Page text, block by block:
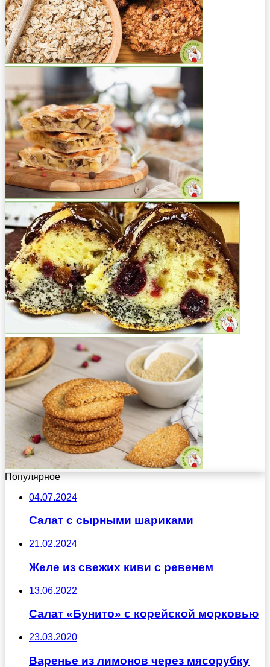
Популярное
04.07.2024
Салат с сырными шариками
21.02.2024
Желе из свежих киви с ревенем
13.06.2022
Салат «Бунито» с корейской морковью
23.03.2020
Варенье из лимонов через мясорубку